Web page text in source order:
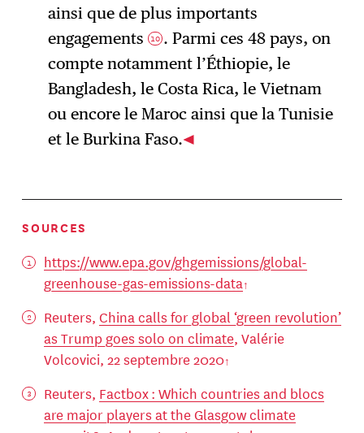
ainsi que de plus importants
engagements 10 . Parmi ces 48 pays, on
compte notamment l’Éthiopie, le
Bangladesh, le Costa Rica, le Vietnam
ou encore le Maroc ainsi que la Tunisie
et le Burkina Faso.
SOURCES
https://www.epa.gov/ghgemissions/global-
greenhouse-gas-emissions-data
Reuters, China calls for global ‘green revolution’
as Trump goes solo on climate, Valérie
Volcovici, 22 septembre 2020
Reuters, Factbox : Which countries and blocs
are major players at the Glasgow climate